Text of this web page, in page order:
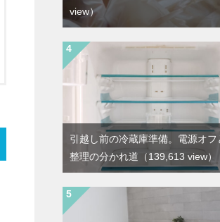
view）
引越し前の冷蔵庫準備。電源オフ
整理の分かれ道 （139,613 view）